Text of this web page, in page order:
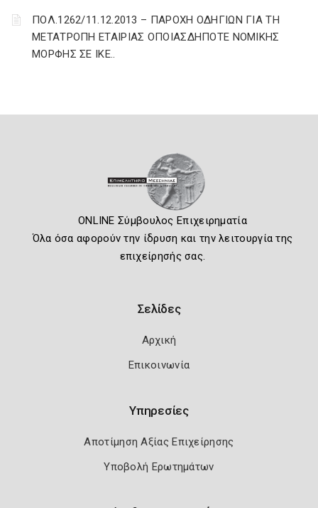
ΠΟΛ.1262/11.12.2013 – ΠΑΡΟΧΗ ΟΔΗΓΙΩΝ ΓΙΑ ΤΗ
ΜΕΤΑΤΡΟΠΗ ΕΤΑΙΡΙΑΣ ΟΠΟΙΑΣΔΗΠΟΤΕ ΝΟΜΙΚΗΣ
ΜΟΡΦΗΣ ΣΕ ΙΚΕ..
ONLINE Σύμβουλος Επιχειρηματία
Όλα όσα αφορούν την ίδρυση και την λειτουργία της
επιχείρησής σας.
Σελίδες
Αρχική
Επικοινωνία
Υπηρεσίες
Αποτίμηση Αξίας Επιχείρησης
Υποβολή Ερωτημάτων